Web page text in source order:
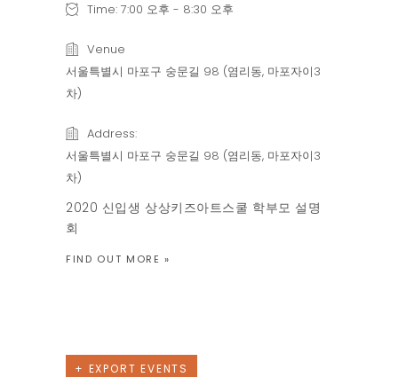
Time: 7:00 오후 - 8:30 오후
Venue
서울특별시 마포구 숭문길 98 (염리동, 마포자이3
차)
Address:
서울특별시 마포구 숭문길 98 (염리동, 마포자이3
차)
2020 신입생 상상키즈아트스쿨 학부모 설명
회
FIND OUT MORE »
+ EXPORT EVENTS